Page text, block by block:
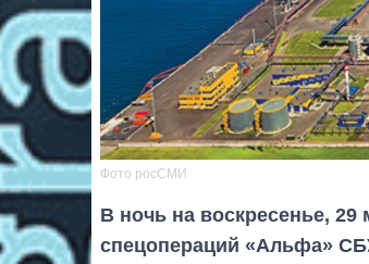
Фото росСМИ
В ночь на воскресенье,
спецопераций «Альфа»